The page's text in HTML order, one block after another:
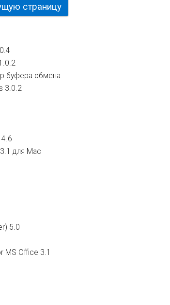
страницу
буфера обмена
3.0.2
для Mac
5.0
MS Office 3.1